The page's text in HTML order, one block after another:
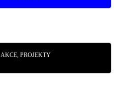
AKCE, PROJEKTY